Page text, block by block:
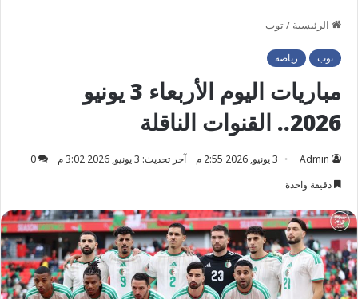
الرئيسية /توب
توب رياضة
مباريات اليوم الأربعاء 3 يونيو
2026.. القنوات الناقلة
Admin 3 يونيو, 2026 2:55 م آخر تحديث: 3 يونيو, 2026 3:02 م
0
دقيقة واحدة